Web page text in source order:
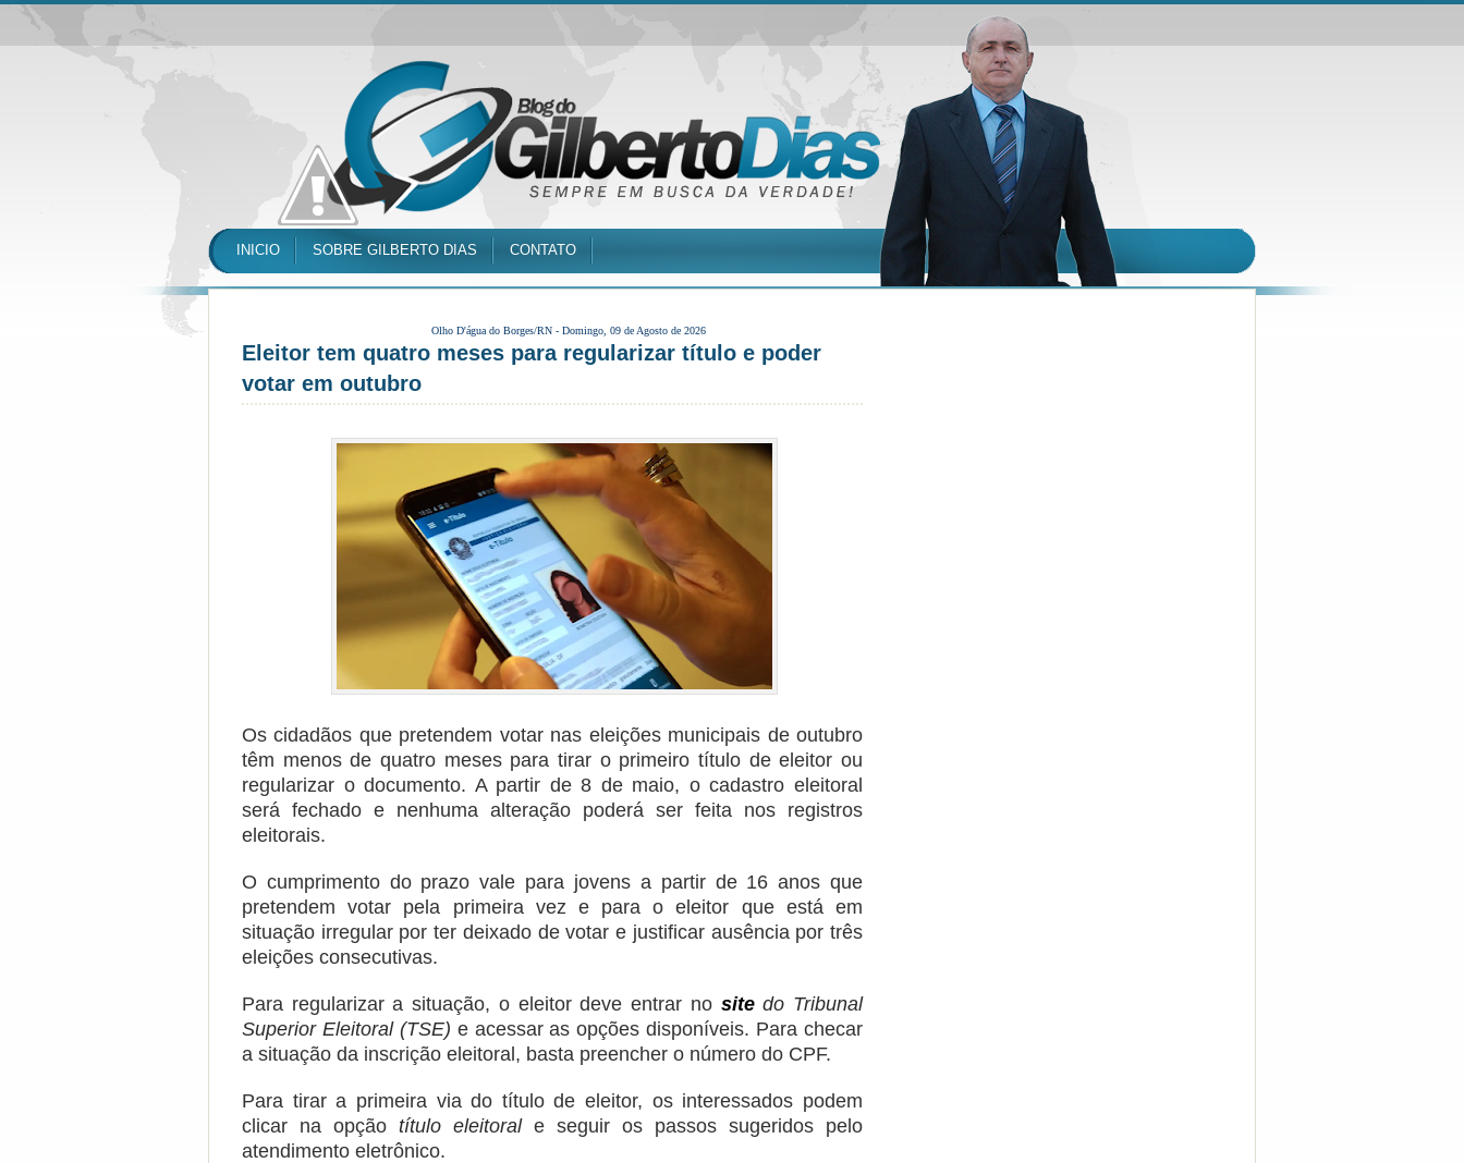
INICIO SOBRE GILBERTO DIAS CONTATO
Olho D'água do Borges/RN - Domingo, 09 de Agosto de 2026
Eleitor tem quatro meses para regularizar título e poder
votar em outubro
Os cidadãos que pretendem votar nas eleições municipais de outubro
têm menos de quatro meses para tirar o primeiro título de eleitor ou
regularizar o documento. A partir de 8 de maio, o cadastro eleitoral
será fechado e nenhuma alteração poderá ser feita nos registros
eleitorais.
O cumprimento do prazo vale para jovens a partir de 16 anos que
pretendem votar pela primeira vez e para o eleitor que está em
situação irregular por ter deixado de votar e justificar ausência por três
eleições consecutivas.
Para regularizar a situação, o eleitor deve entrar no sitedo Tribunal
Superior Eleitoral (TSE) e acessar as opções disponíveis. Para checar
a situação da inscrição eleitoral, basta preencher o número do CPF.
Para tirar a primeira via do título de eleitor, os interessados podem
clicar na opção título eleitorale seguir os passos sugeridos pelo
atendimento eletrônico.